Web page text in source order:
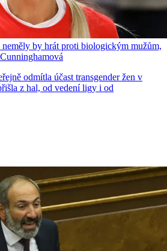
by hrát proti biologickým mužům,
odmítla účast transgender žen v
z hal, od vedení ligy i od